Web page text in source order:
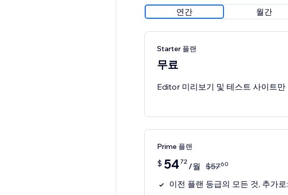
연간 월간
Starter 플랜
무료
Editor 미리보기 및 테스트 사이트만
Prime 플랜
$ 54 72 /월 $5760
이전 플랜 등급의 모든 것, 추가로: